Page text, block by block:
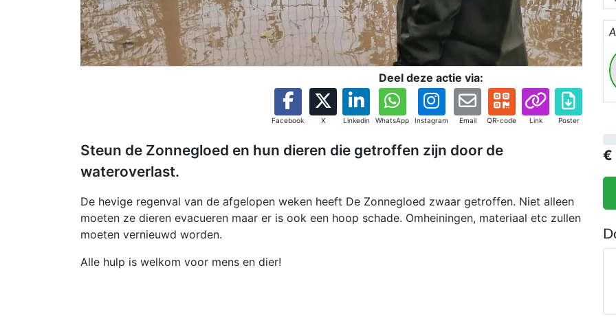
Deel deze actie via:
Facebook X Linkedin WhatsApp Instagram Email QR-code Link Poster
Steun de Zonnegloed en hun dieren die getroffen zijn door de
wateroverlast.
De hevige regenval van de afgelopen weken heeft De Zonnegloed zwaar getroffen. Niet alleen
moeten ze dieren evacueren maar er is ook een hoop schade. Omheiningen, materiaal etc zullen
moeten vernieuwd worden.
Alle hulp is welkom voor mens en dier!
-
€